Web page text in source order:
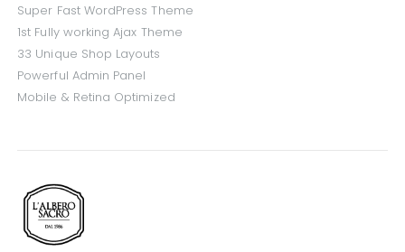
Super Fast WordPress Theme
1st Fully working Ajax Theme
33 Unique Shop Layouts
Powerful Admin Panel
Mobile & Retina Optimized